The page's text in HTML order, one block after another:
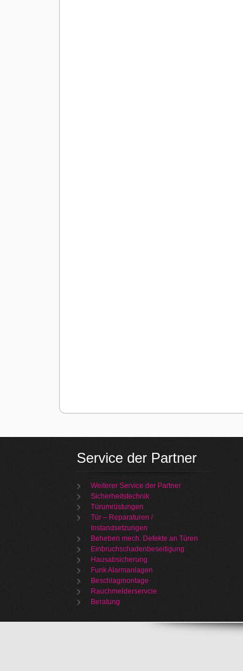
Service der Partner
Weiterer Service der Partner
Sicherheitstechnik
Türumrüstungen
Tür – Reparaturen /
Instandsetzungen
Beheben mech. Defekte an Türen
Einbruchschadenbeseitigung
Hausabsicherung
Funk Alarmanlagen
Beschlagmontage
Rauchmelderservcie
Beratung